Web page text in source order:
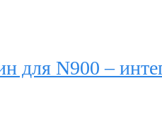
для N900 –